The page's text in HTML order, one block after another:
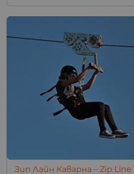
Зип Лайн Каварна – Zip Line